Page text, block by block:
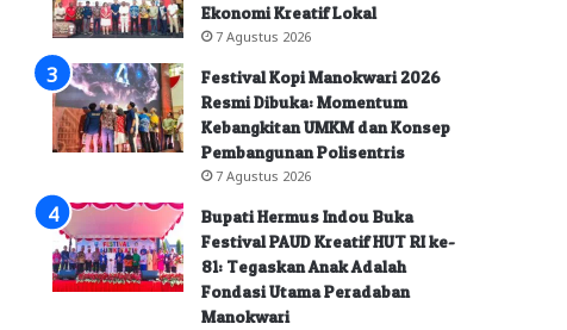
Ekonomi Kreatif Lokal
7 Agustus 2026
Festival Kopi Manokwari 2026
Resmi Dibuka: Momentum
Kebangkitan UMKM dan Konsep
Pembangunan Polisentris
7 Agustus 2026
Bupati Hermus Indou Buka
Festival PAUD Kreatif HUT RI ke-
81: Tegaskan Anak Adalah
Fondasi Utama Peradaban
Manokwari